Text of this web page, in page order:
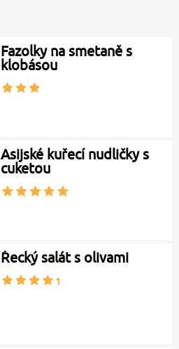
Fazolky na smetaně s
klobásou
Asijské kuřecí nudličky s
cuketou
Řecký salát s olivami